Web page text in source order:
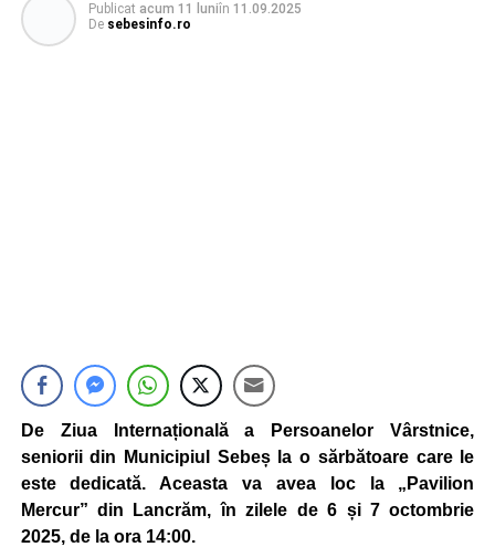
Publicat acum 11 luniîn 11.09.2025
De sebesinfo.ro
De Ziua Internațională a Persoanelor Vârstnice,
seniorii din Municipiul Sebeș la o sărbătoare care le
este dedicată. Aceasta va avea loc la „Pavilion
Mercur” din Lancrăm, în zilele de 6 și 7 octombrie
2025, de la ora 14:00.